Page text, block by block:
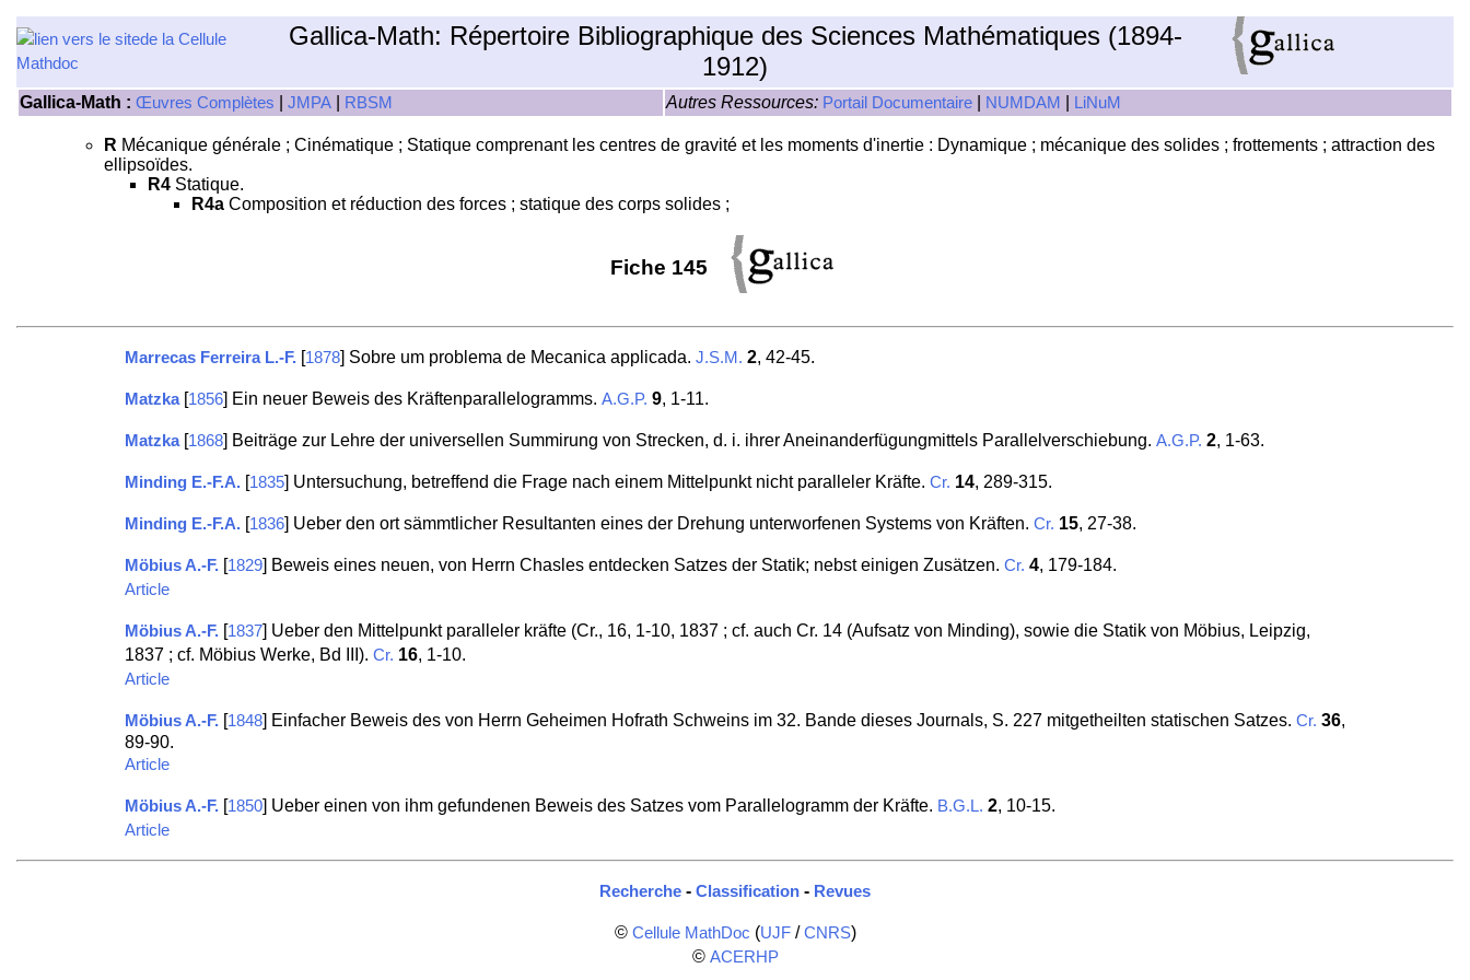
Gallica-Math: Répertoire Bibliographique des Sciences Mathématiques (1894-
1912)
Gallica-Math : Œuvres Complètes JMPA RBSM Autres Ressources: Portail Documentaire NUMDAM LiNuM
R Mécanique générale ; Cinématique ; Statique comprenant les centres de gravité et les moments d'inertie : Dynamique ; mécanique des solides ; frottements ; attraction des
ellipsoïdes.
R4 Statique.
R4a Composition et réduction des forces ; statique des corps solides ;
Fiche 145
Marrecas Ferreira L.-F. [1878] Sobre um problema de Mecanica applicada. J.S.M. 2, 42-45.
Matzka [1856] Ein neuer Beweis des Kräftenparallelogramms. A.G.P. 9, 1-11.
Matzka [1868] Beiträge zur Lehre der universellen Summirung von Strecken, d. i. ihrer Aneinanderfügungmittels Parallelverschiebung. A.G.P. 2, 1-63.
Minding E.-F.A. [1835] Untersuchung, betreffend die Frage nach einem Mittelpunkt nicht paralleler Kräfte. Cr. 14, 289-315.
Minding E.-F.A. [1836] Ueber den ort sämmtlicher Resultanten eines der Drehung unterworfenen Systems von Kräften. Cr. 15, 27-38.
Möbius A.-F. [1829] Beweis eines neuen, von Herrn Chasles entdecken Satzes der Statik; nebst einigen Zusätzen. Cr. 4, 179-184.
Article
Möbius A.-F. [1837] Ueber den Mittelpunkt paralleler kräfte (Cr., 16, 1-10, 1837 ; cf. auch Cr. 14 (Aufsatz von Minding), sowie die Statik von Möbius, Leipzig,
1837 ; cf. Möbius Werke, Bd III). Cr. 16, 1-10.
Article
Möbius A.-F. [1848] Einfacher Beweis des von Herrn Geheimen Hofrath Schweins im 32. Bande dieses Journals, S. 227 mitgetheilten statischen Satzes. Cr. 36,
89-90.
Article
Möbius A.-F. [1850] Ueber einen von ihm gefundenen Beweis des Satzes vom Parallelogramm der Kräfte. B.G.L. 2, 10-15.
Article
Recherche - Classification - Revues
© Cellule MathDoc (UJF/CNRS)
© ACERHP